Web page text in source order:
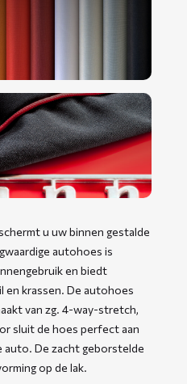
u uw binnen gestalde
autohoes is
en biedt
en krassen. De autohoes
van zg. 4-way-stretch,
sluit de hoes perfect aan
De zacht geborstelde
op de lak.